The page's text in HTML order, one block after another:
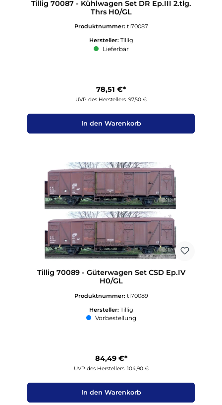
Tillig 70087 - Kühlwagen Set DR Ep.III 2.tlg.
Thrs H0/GL
Produktnummer: tl70087
Hersteller: Tillig
Lieferbar
78,51 €*
UVP des Herstellers: 97,50 €
In den Warenkorb
Tillig 70089 - Güterwagen Set CSD Ep.IV
H0/GL
Produktnummer: tl70089
Hersteller: Tillig
Vorbestellung
84,49 €*
UVP des Herstellers: 104,90 €
In den Warenkorb